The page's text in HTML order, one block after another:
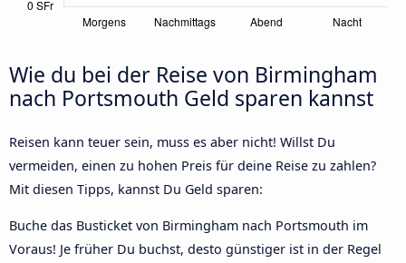
Wie du bei der Reise von Birmingham
nach Portsmouth Geld sparen kannst
Reisen kann teuer sein, muss es aber nicht! Willst Du
vermeiden, einen zu hohen Preis für deine Reise zu zahlen?
Mit diesen Tipps, kannst Du Geld sparen:
Buche das Busticket von Birmingham nach Portsmouth im
Voraus! Je früher Du buchst, desto günstiger ist in der Regel